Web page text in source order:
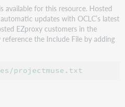
available for this resource. Hosted
updates with OCLC’s latest
EZproxy customers in the
the Include File by adding
projectmuse.txt